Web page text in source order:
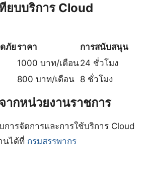
ยบบริการ Cloud
ภัยราคา
การสนับสนุน
1000 บาท/เดือน24 ชั่วโมง
800 บาท/เดือน 8 ชั่วโมง
ากหน่วยงานราชการ
การจัดการและการใช้บริการ Cloud
นได้ที่ กรมสรรพากร